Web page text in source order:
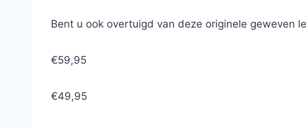
Bent u ook overtuigd van deze originele geweven
€59,95
€49,95